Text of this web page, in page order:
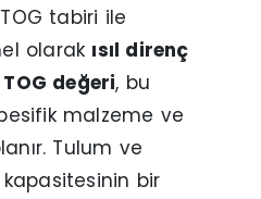
tabiri ile
olarak ısıl direnç
değeri, bu
malzeme ve
Tulum ve
kapasitesinin bir